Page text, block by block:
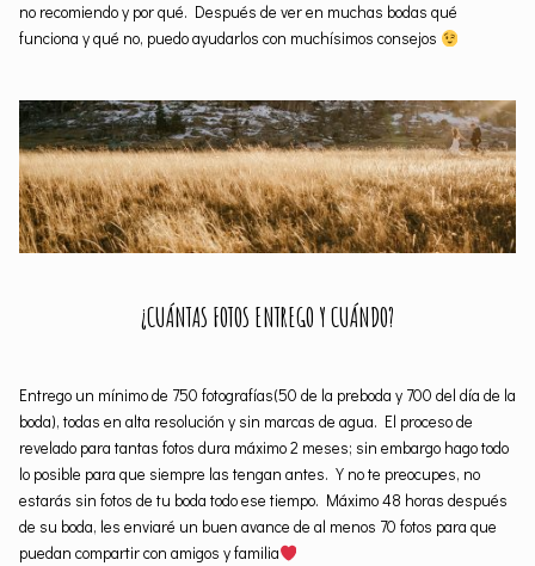
no recomiendo y por qué. Después de ver en muchas bodas qué
funciona y qué no, puedo ayudarlos con muchísimos consejos
¿CUÁNTAS FOTOS ENTREGO Y CUÁNDO?
Entrego un mínimo de 750 fotografías(50 de la preboda y 700 del día de la
boda), todas en alta resolución y sin marcas de agua. El proceso de
revelado para tantas fotos dura máximo 2 meses; sin embargo hago todo
lo posible para que siempre las tengan antes. Y no te preocupes, no
estarás sin fotos de tu boda todo ese tiempo. Máximo 48 horas después
de su boda, les enviaré un buen avance de al menos 70 fotos para que
puedan compartir con amigos y familia